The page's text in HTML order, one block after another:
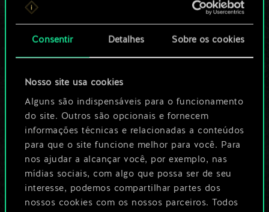
Consentir Detalhes Sobre os cookies
Nosso site usa cookies
Alguns são indispensáveis para o funcionamento
do site. Outros são opcionais e fornecem
informações técnicas e relacionadas a conteúdos
para que o site funcione melhor para você. Para
nos ajudar a alcançar você, por exemplo, nas
mídias sociais, com algo que possa ser de seu
interesse, podemos compartilhar partes dos
nossos cookies com os nossos parceiros. Todos
apenas um conjunto
de cartas
compartilhado.
No entanto, dá para
ser muito mais!
Dê um nome para este baralho e crie
um guia